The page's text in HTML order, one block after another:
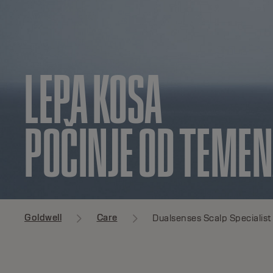
LEPA KOSA
POČINJE OD
Goldwell Care Dualsenses Scalp Specialist